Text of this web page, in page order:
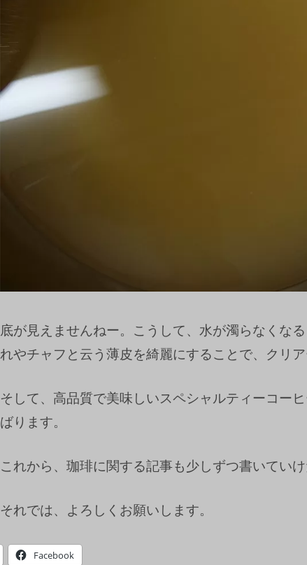
底が見えませんねー。こうして、水が濁らなくな
れやチャフと云う薄皮を綺麗にすることで、クリ
そして、高品質で美味しいスペシャルティーコー
ばります。
これから、珈琲に関する記事も少しずつ書いていけ
それでは、よろしくお願いします。
Facebook